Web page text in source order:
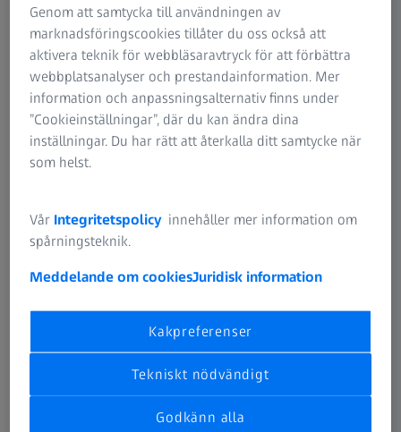
VAR VI FINNS
Hitta din lokala kontakt
Genom att samtycka till användningen av
marknadsföringscookies tillåter du oss också att
aktivera teknik för webbläsaravtryck för att förbättra
webbplatsanalyser och prestandainformation. Mer
information och anpassningsalternativ finns under
”Cookieinställningar”, där du kan ändra dina
inställningar. Du har rätt att återkalla ditt samtycke när
som helst.
Vår Integritetspolicy innehåller mer information om
spårningsteknik.
Meddelande om cookiesJuridisk information
Kakpreferenser
Tekniskt nödvändigt
Godkänn alla